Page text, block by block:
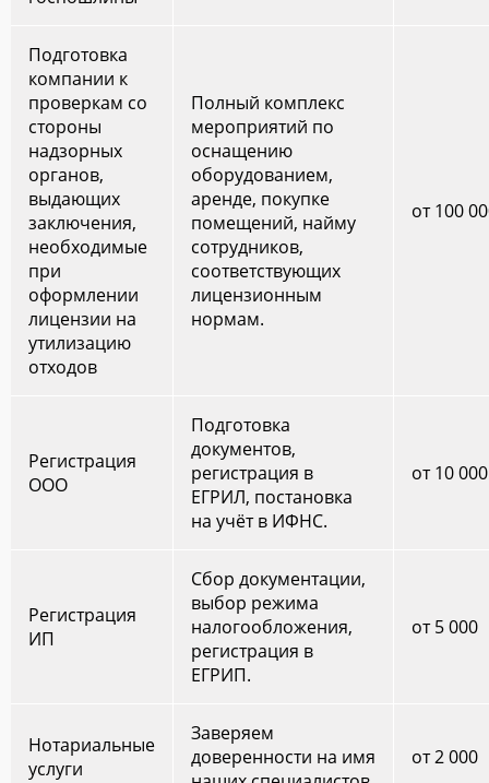
Подготовка
компании к
проверкам со
стороны
надзорных
органов,
выдающих
заключения,
необходимые
при
оформлении
лицензии на
утилизацию
отходов
Полный комплекс
мероприятий по
оснащению
оборудованием,
аренде, покупке
помещений, найму
сотрудников,
соответствующих
лицензионным
нормам.
от 100
Регистрация
ООО
Подготовка
документов,
регистрация в
ЕГРИЛ, постановка
на учёт в ИФНС.
от 10 000
Регистрация
ИП
Сбор документации,
выбор режима
налогообложения,
регистрация в
ЕГРИП.
от 5 000
Нотариальные
услуги
Заверяем
доверенности на имя
от 2 000